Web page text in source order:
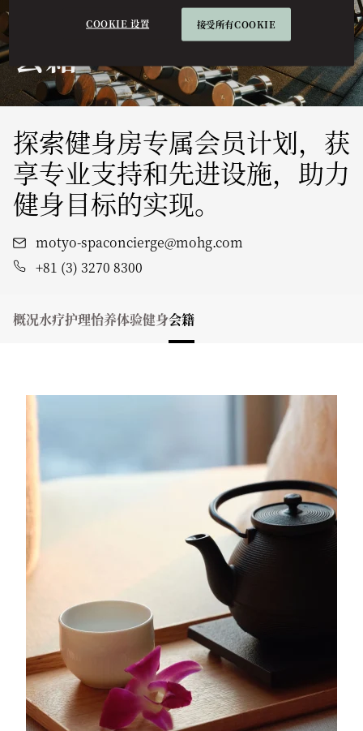
会籍
探索健身房专属会员计划，获
享专业支持和先进设施，助力
健身目标的实现。
motyo-spaconcierge@mohg.com
+81 (3) 3270 8300
概况水疗护理怡养体验健身会籍
COOKIE 设置 接受所有COOKIE